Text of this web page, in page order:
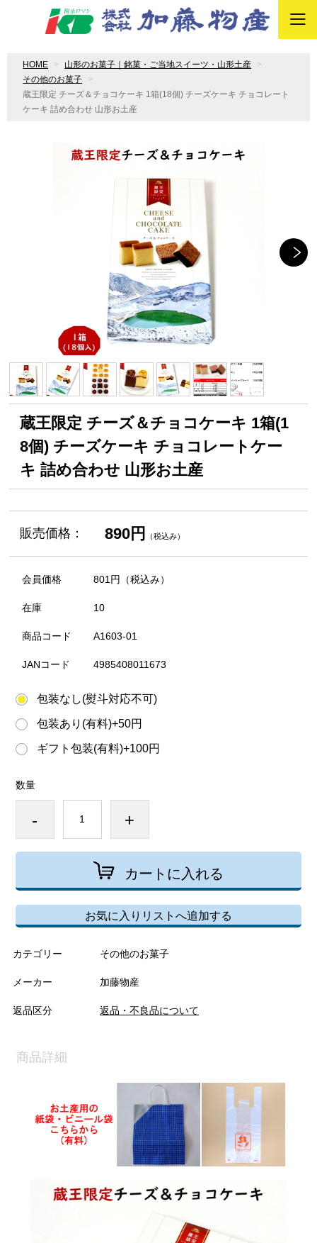
HOME
山形のお菓子｜銘菓・ご当地スイーツ・山形土産
その他のお菓子
蔵王限定 チーズ＆チョコケーキ 1箱(18個) チーズケーキ チョコレート
ケーキ 詰め合わせ 山形お土産
蔵王限定 チーズ＆チョコケーキ 1箱(1
8個) チーズケーキ チョコレートケー
キ 詰め合わせ 山形お土産
販売価格： 890円 （税込み）
会員価格 801円 （税込み）
在庫 10
商品コード A1603-01
JANコード 4985408011673
包装なし(熨斗対応不可)
包装あり(有料)+50円
ギフト包装(有料)+100円
数量
- +
カートに入れる
お気に入りリストへ追加する
カテゴリー その他のお菓子
メーカー 加藤物産
返品区分 返品・不良品について
商品詳細